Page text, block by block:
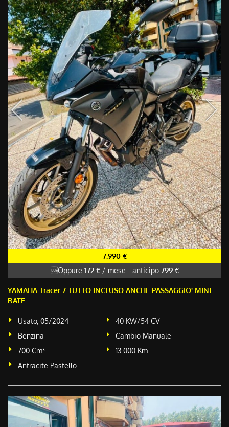
7.990 €
Oppure 172 €/ mese - anticipo 799 €
YAMAHA Tracer 7 TUTTO INCLUSO ANCHE PASSAGGIO! MINI
RATE
Usato, 05/2024
40 KW/54 CV
Benzina
Cambio Manuale
700 Cm³
13.000 Km
Antracite Pastello